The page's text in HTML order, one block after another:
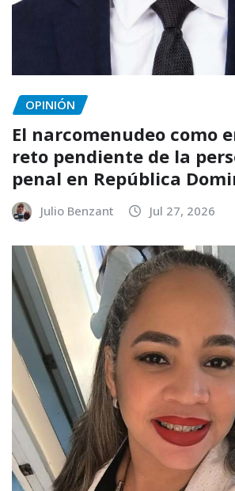
OPINIÓN
El narcomenudeo como
reto pendiente de la
penal en República
Julio Benzant Jul 27, 2026